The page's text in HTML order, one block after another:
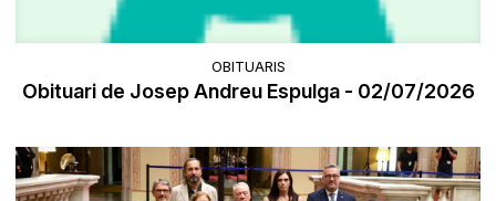
OBITUARIS
Obituari de Josep Andreu Espulga - 02/07/2026